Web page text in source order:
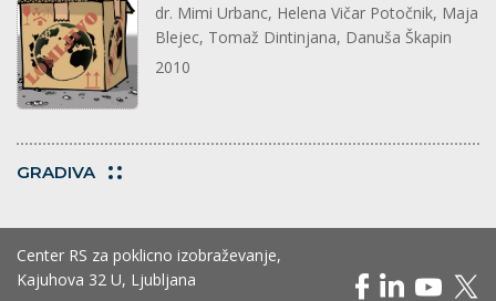
dr. Mimi Urbanc, Helena Vičar Potočnik, Maja
Blejec, Tomaž Dintinjana, Danuša Škapin
2010
GRADIVA
Center RS za poklicno izobraževanje,
Kajuhova 32 U, Ljubljana